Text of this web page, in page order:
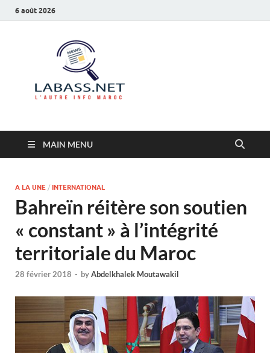
6 août 2026
MAIN MENU
A LA UNE / INTERNATIONAL
Bahreïn réitère son soutien
« constant » à l’intégrité
territoriale du Maroc
28 février 2018 - byAbdelkhalek Moutawakil